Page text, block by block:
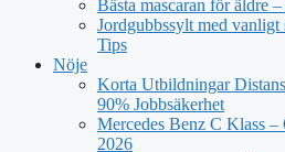
Bästa mascaran för äldre
Jordgubbssylt med
Tips
Nöje
Korta Utbildningar
90% Jobbsäkerhet
Mercedes Benz C Klass
2026